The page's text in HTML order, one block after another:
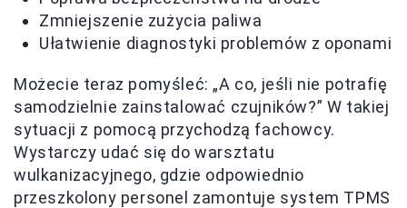
Zmniejszenie zużycia paliwa
Ułatwienie diagnostyki problemów z oponami
Możecie teraz pomyśleć: „A co, jeśli nie potrafię
samodzielnie zainstalować czujników?” W takiej
sytuacji z pomocą przychodzą fachowcy.
Wystarczy udać się do warsztatu
wulkanizacyjnego, gdzie odpowiednio
przeszkolony personel zamontuje system TPMS